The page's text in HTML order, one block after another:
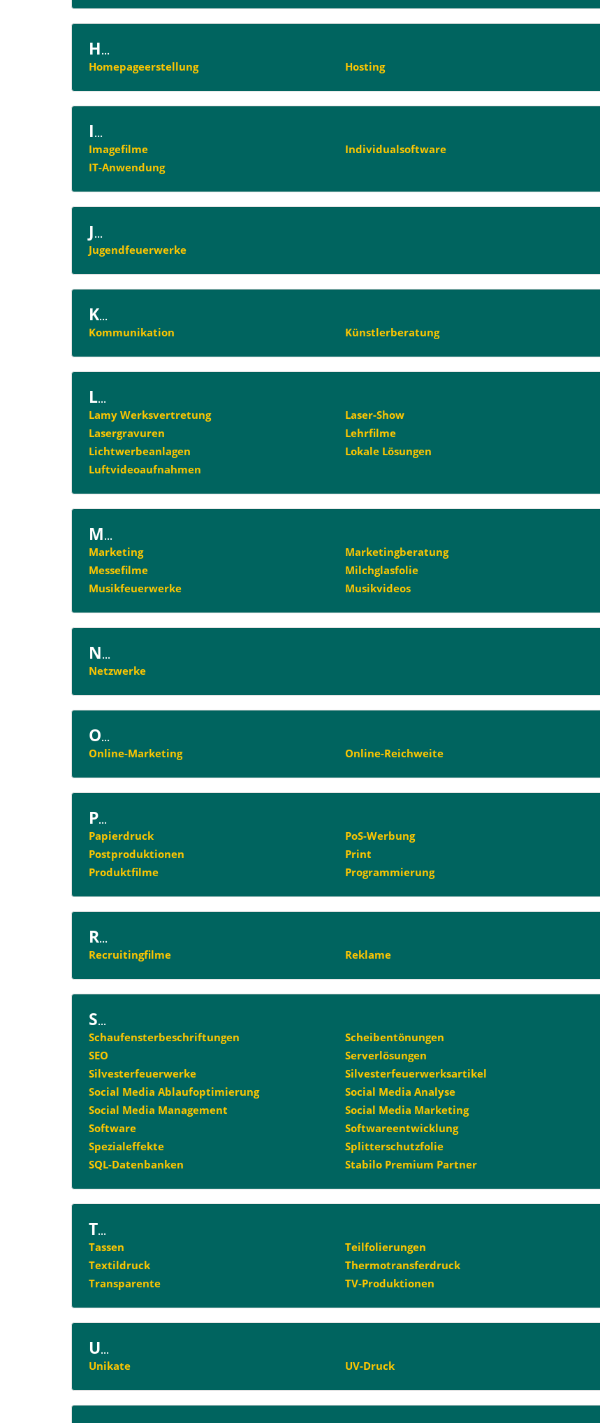
H...
Homepageerstellung
Hosting
I...
Imagefilme
Individualsoftware
IT-Anwendung
J...
Jugendfeuerwerke
K...
Kommunikation
Künstlerberatung
L...
Lamy Werksvertretung
Laser-Show
Lasergravuren
Lehrfilme
Lichtwerbeanlagen
Lokale Lösungen
Luftvideoaufnahmen
M...
Marketing
Marketingberatung
Messefilme
Milchglasfolie
Musikfeuerwerke
Musikvideos
N...
Netzwerke
O...
Online-Marketing
Online-Reichweite
P...
Papierdruck
PoS-Werbung
Postproduktionen
Print
Produktfilme
Programmierung
R...
Recruitingfilme
Reklame
S...
Schaufensterbeschriftungen
Scheibentönungen
SEO
Serverlösungen
Silvesterfeuerwerke
Silvesterfeuerwerksartikel
Social Media Ablaufoptimierung
Social Media Analyse
Social Media Management
Social Media Marketing
Software
Softwareentwicklung
Spezialeffekte
Splitterschutzfolie
SQL-Datenbanken
Stabilo Premium Partner
T...
Tassen
Teilfolierungen
Textildruck
Thermotransferdruck
Transparente
TV-Produktionen
U...
Unikate
UV-Druck